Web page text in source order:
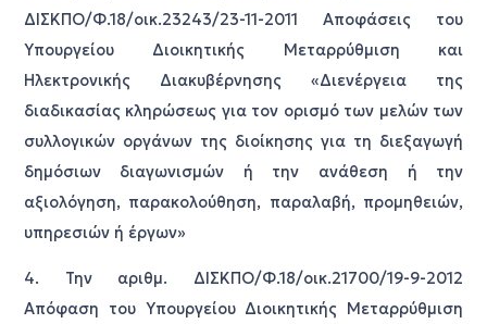
ΔΙΣΚΠΟ/Φ.18/οικ.23243/23-11-2011 Αποφάσεις του
Υπουργείου Διοικητικής Μεταρρύθμιση και
Ηλεκτρονικής Διακυβέρνησης «Διενέργεια της
διαδικασίας κληρώσεως για τον ορισμό των μελών των
συλλογικών οργάνων της διοίκησης για τη διεξαγωγή
δημόσιων διαγωνισμών ή την ανάθεση ή την
αξιολόγηση, παρακολούθηση, παραλαβή, προμηθειών,
υπηρεσιών ή έργων»
4. Την αριθμ. ΔΙΣΚΠΟ/Φ.18/οικ.21700/19-9-2012
Απόφαση του Υπουργείου Διοικητικής Μεταρρύθμιση